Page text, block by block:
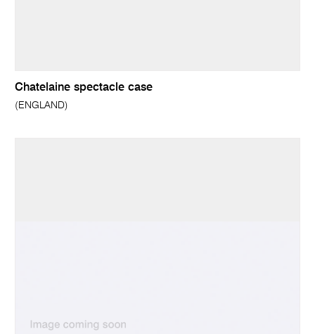
Chatelaine spectacle case
(ENGLAND)